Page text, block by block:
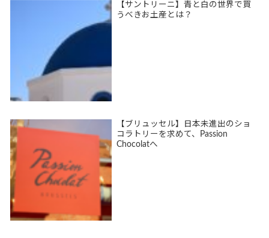
【サントリーニ】青と白の世界で買
うべきお土産とは？
【ブリュッセル】日本未進出のショ
コラトリーを求めて、Passion
Chocolatへ